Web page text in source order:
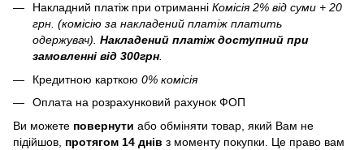
Накладний платіж при отриманні Комісія 2% від суми + 20
грн. (комісію за накладений платіж платить
одержувач). Накладений платіж доступний при
замовленні від 300грн.
Кредитною карткою 0% комісія
Оплата на розрахунковий рахунок ФОП
Ви можете повернути або обміняти товар, який Вам не
підійшов, протягом 14 днів з моменту покупки. Це право вам